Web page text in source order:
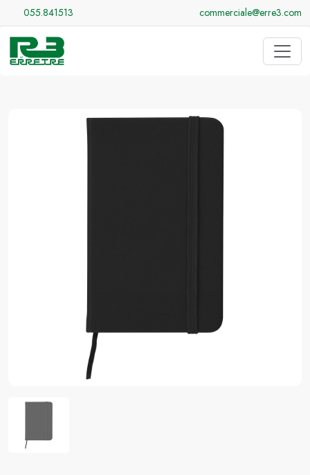
055.841513 commerciale@erre3.com